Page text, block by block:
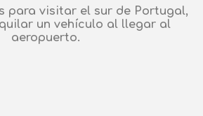
para visitar el sur de Portugal,
un vehículo al llegar al
aeropuerto.